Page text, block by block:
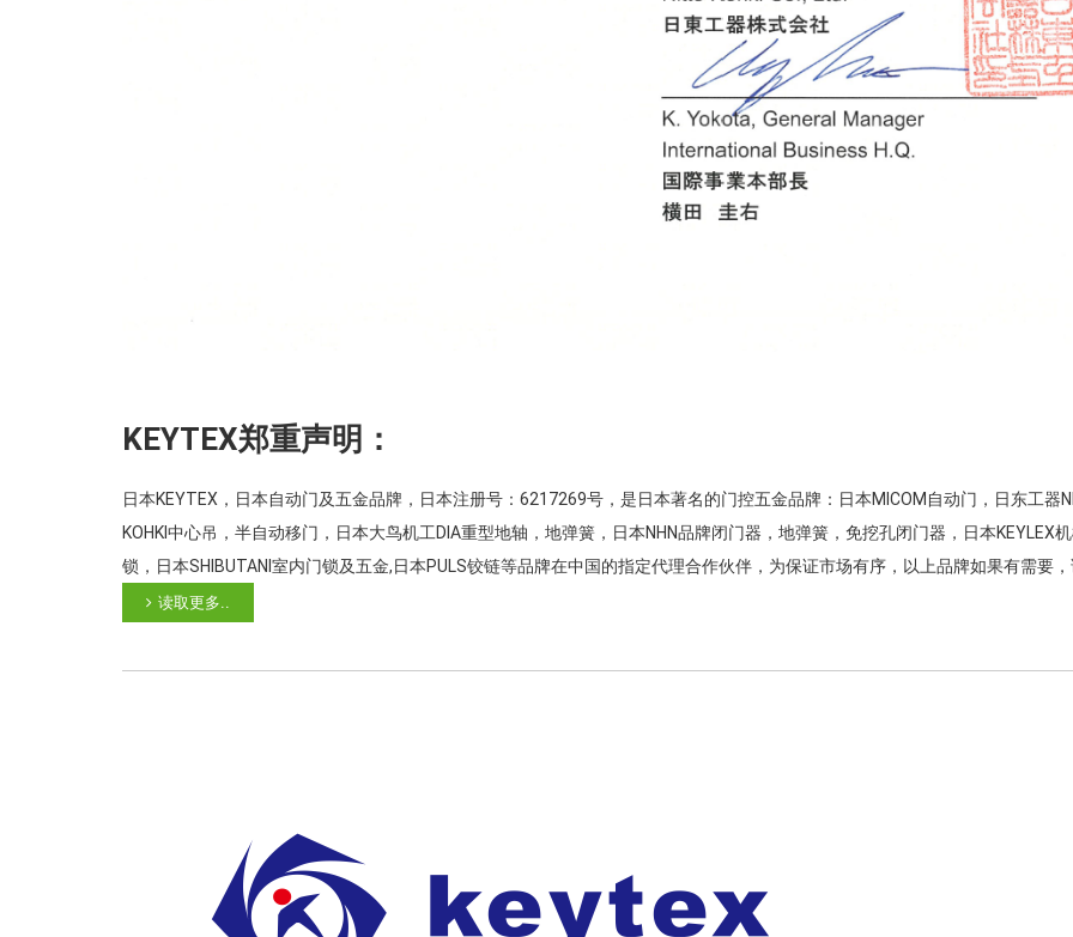
KEYTEX郑重声明：
日本KEYTEX，日本自动门及五金品牌，日本注册号：6217269号，是日本著名的门控五金品牌：日本MICOM自动门，日东工器
KOHKI中心吊，半自动移门，日本大鸟机工DIA重型地轴，地弹簧，日本NHN品牌闭门器，地弹簧，免挖孔闭门器，日本KEYLEX
锁，日本SHIBUTANI室内门锁及五金,日本PULS铰链等品牌在中国的指定代理合作伙伴，为保证市场有序，以上品牌如果有需要
在工厂授权书，以免避免不必要的损失！买日本门控五金产品，请认准：KEYTEX 基太思！上面是日东工器授权书，请审
读取更多..